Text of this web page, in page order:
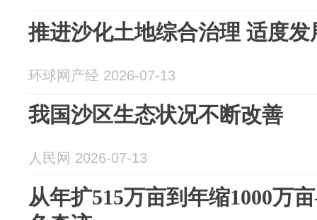
推进沙化土地综合治理 适度
环球网产经 2026-07-13
我国沙区生态状况不断改善
人民网 2026-07-13
从年扩515万亩到年缩1000